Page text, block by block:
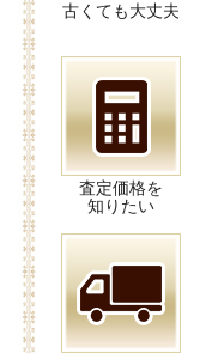
古くても大丈夫
査定価格を
知りたい